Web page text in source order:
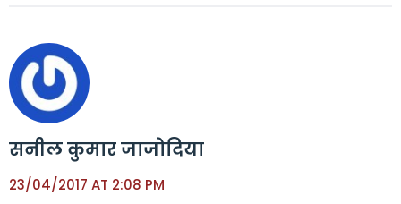
सनील कुमार जाजोदिया
23/04/2017 AT 2:08 PM